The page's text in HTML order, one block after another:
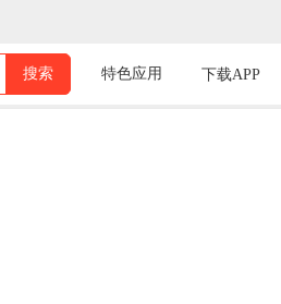
搜索 特色应用 下载APP